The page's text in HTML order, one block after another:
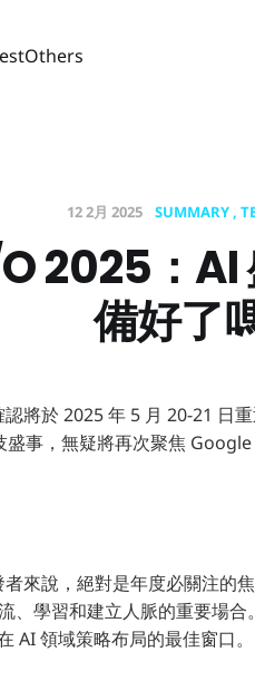
Others
12 2月 2025 SUMMARY
2025：AI
備好了
將於 2025 年 5 月 20-21 日
事，無疑將再次聚焦
來說，絕對是年度必關注的
、學習和建立人脈的重要場
AI 領域策略布局的最佳窗口。